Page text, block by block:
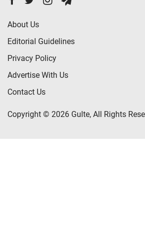
About Us
Editorial Guidelines
Privacy Policy
Advertise With Us
Contact Us
Copyright © 2026 Gulte, All Rights